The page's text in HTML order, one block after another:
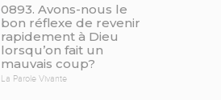
0893. Avons-nous le
bon réflexe de revenir
rapidement à Dieu
lorsqu’on fait un
mauvais coup?
La Parole Vivante